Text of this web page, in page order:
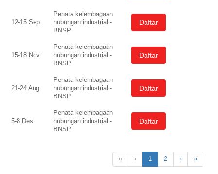
12-15 Sep
Penata kelembagaan
hubungan industrial -
BNSP
Daftar
15-18 Nov
Penata kelembagaan
hubungan industrial -
BNSP
Daftar
21-24 Aug
Penata kelembagaan
hubungan industrial -
BNSP
Daftar
5-8 Des
Penata kelembagaan
hubungan industrial -
BNSP
Daftar
« ‹ 1 2 › »